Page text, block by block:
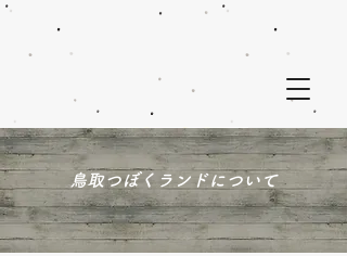
鳥取つぼくランドについて